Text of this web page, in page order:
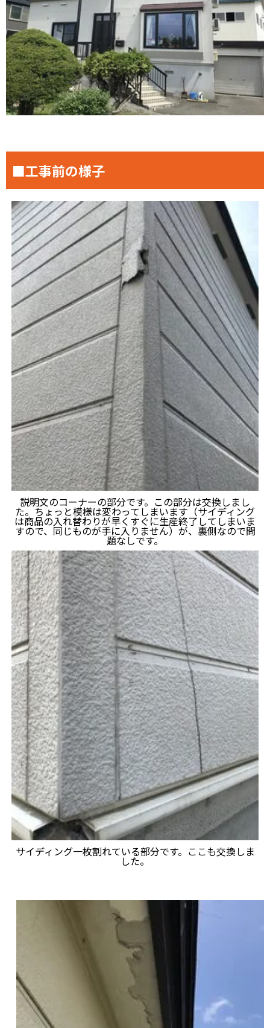
■工事前の様子
説明文のコーナーの部分です。この部分は交換しまし
た。ちょっと模様は変わってしまいます（サイディング
は商品の入れ替わりが早くすぐに生産終了してしまいま
すので、同じものが手に入りません）が、裏側なので問
題なしです。
サイディング一枚割れている部分です。ここも交換しま
した。